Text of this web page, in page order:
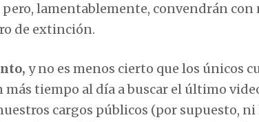
lamentablemente, convendrán con
de extinción.
y no es menos cierto que los únicos
más tiempo al día a buscar el último
cargos públicos (por supuesto, ni